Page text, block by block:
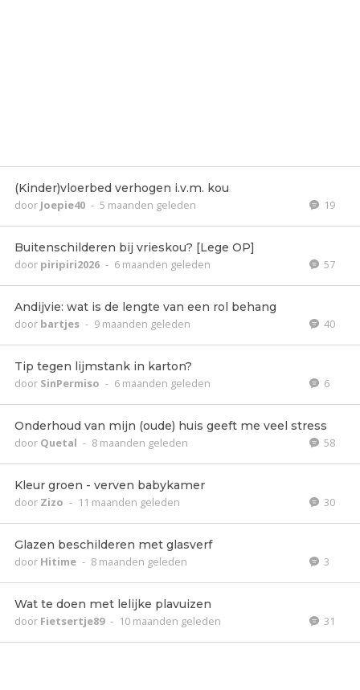
(Kinder)vloerbed verhogen i.v.m. kou
door Joepie40 - 5 maanden geleden 19
Buitenschilderen bij vrieskou? [Lege OP]
door piripiri2026 - 6 maanden geleden 57
Andijvie: wat is de lengte van een rol behang
door bartjes - 9 maanden geleden 40
Tip tegen lijmstank in karton?
door SinPermiso - 6 maanden geleden 6
Onderhoud van mijn (oude) huis geeft me veel stress
door Quetal - 8 maanden geleden 58
Kleur groen - verven babykamer
door Zizo - 11 maanden geleden 30
Glazen beschilderen met glasverf
door Hitime - 8 maanden geleden 3
Wat te doen met lelijke plavuizen
door Fietsertje89 - 10 maanden geleden 31